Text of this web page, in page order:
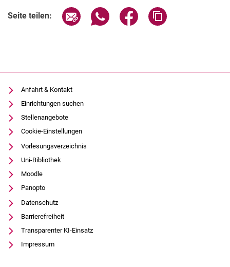
Seite teilen: Seite über E-Mail teilen
Seite über WhatsApp teilen
Seite über Facebook
Anfahrt & Kontakt
Einrichtungen suchen
Stellenangebote
Cookie-Einstellungen
Vorlesungsverzeichnis
Uni-Bibliothek
Moodle
Panopto
Datenschutz
Barrierefreiheit
Transparenter KI-Einsatz
Impressum